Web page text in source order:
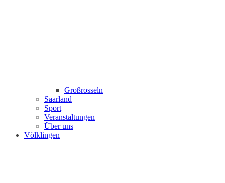
Großrosseln
Saarland
Sport
Veranstaltungen
Über uns
Völklingen